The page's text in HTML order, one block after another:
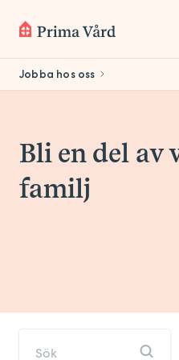
Jobba hos oss
Bli en del av
familj